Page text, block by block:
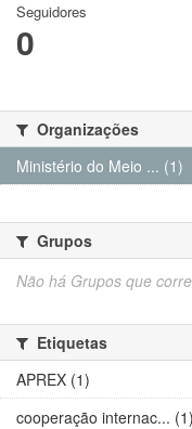
Seguidores
0
Organizações
Ministério do Meio ... (1)
Grupos
Não há Grupos que
Etiquetas
APREX (1)
cooperação internac... (1)